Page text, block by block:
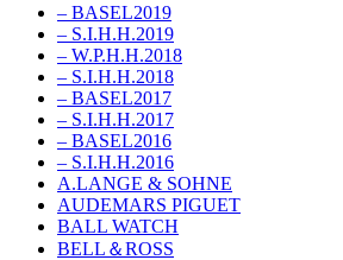
– BASEL2019
– S.I.H.H.2019
– W.P.H.H.2018
– S.I.H.H.2018
– BASEL2017
– S.I.H.H.2017
– BASEL2016
– S.I.H.H.2016
A.LANGE & SOHNE
AUDEMARS PIGUET
BALL WATCH
BELL＆ROSS